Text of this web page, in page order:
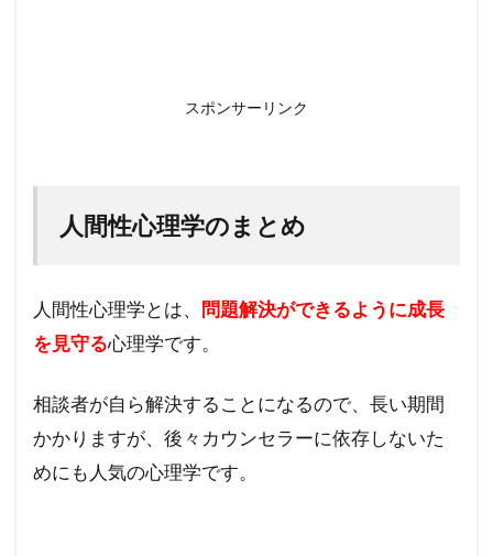
スポンサーリンク
人間性心理学のまとめ
人間性心理学とは、
問題解決ができるように成長
を見守る心理学です。
相談者が自ら解決することになるので、長い期間
かかりますが、後々カウンセラーに依存しないた
めにも人気の心理学です。